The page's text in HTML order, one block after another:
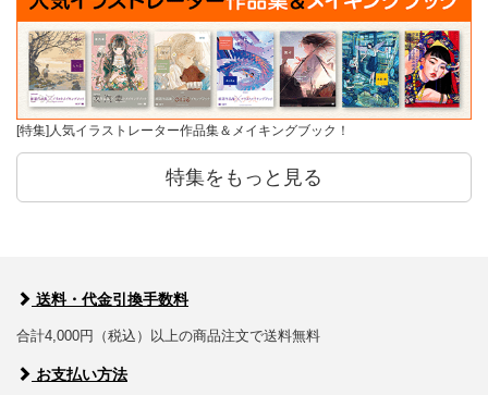
[特集]人気イラストレーター作品集＆メイキングブック！
特集をもっと見る
送料・代金引換手数料
合計4,000円（税込）以上の商品注文で送料無料
お支払い方法